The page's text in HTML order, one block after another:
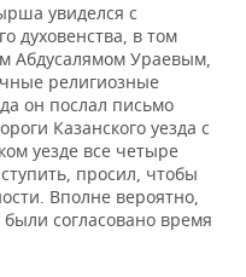
увиделся с
духовенства, в том
Абдусалямом Ураевым,
религиозные
он послал письмо
Казанского уезда с
уезде все четыре
просил, чтобы
Вполне вероятно,
согласовано время